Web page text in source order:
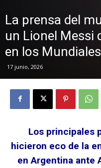
La prensa del
un Lionel Messi
en los Mundiales
17 junio, 2026
Los principales
hicieron eco de la
en Argentina ante